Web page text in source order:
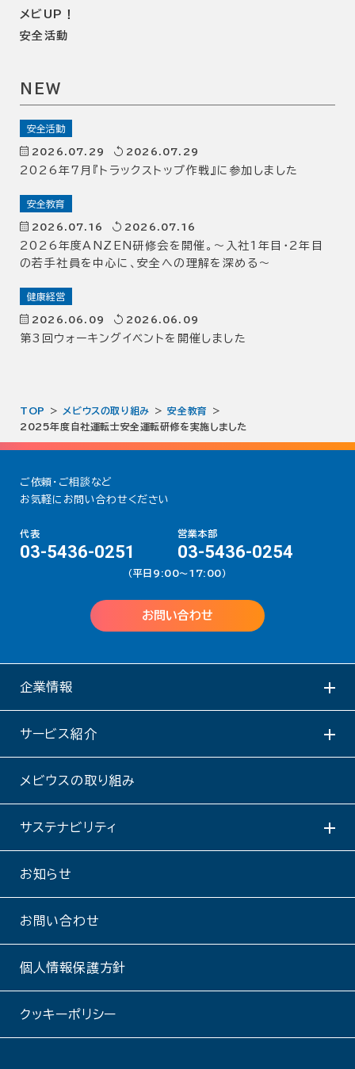
メビUP！
安全活動
NEW
安全活動
2026.07.29 2026.07.29
2026年7月『トラックストップ作戦』に参加しました
安全教育
2026.07.16 2026.07.16
2026年度ANZEN研修会を開催。～入社1年目・2年目
の若手社員を中心に、安全への理解を深める～
健康経営
2026.06.09 2026.06.09
第3回ウォーキングイベントを開催しました
TOP メビウスの取り組み
安全教育
2025年度自社運転士安全運転研修を実施しました
ご依頼・ご相談など
お気軽にお問い合わせください
代表
03-5436-0251
営業本部
03-5436-0254
（平日9:00〜17:00）
お問い合わせ
企業情報
サービス紹介
メビウスの取り組み
サステナビリティ
お知らせ
お問い合わせ
個人情報保護方針
クッキーポリシー